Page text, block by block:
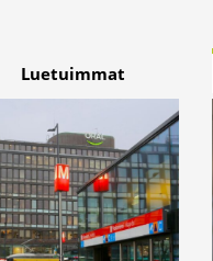
Luetuimmat